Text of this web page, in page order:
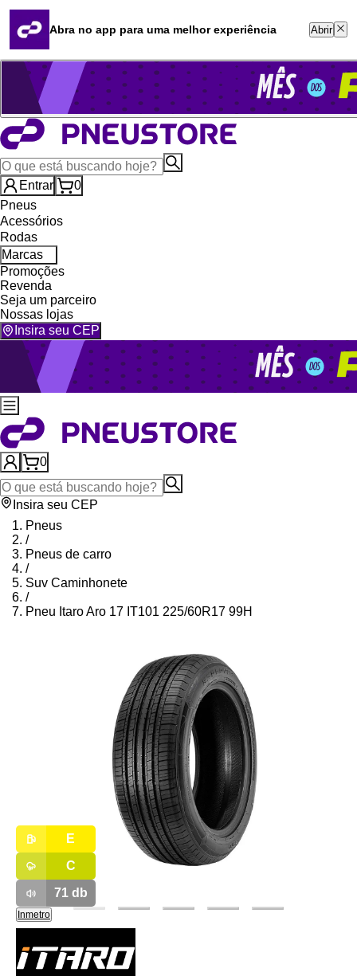
Quero revender
Blog
Whatsapp (16) 99764-8401
Televendas (47) 3046-2551
Entrar
0
Pneus
Acessórios
Rodas
Marcas
Promoções
Revenda
Seja um parceiro
Nossas lojas
Insira seu CEP
0
Insira seu CEP
Pneus
/
Pneus de carro
/
Suv Caminhonete
/
Pneu Itaro Aro 17 IT101 225/60R17 99H
E
C
71db
Inmetro
Abra no app para uma melhor experiência Abrir